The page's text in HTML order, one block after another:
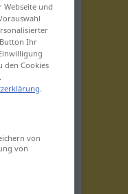
und
Ihr
den Cookies
.
von
von